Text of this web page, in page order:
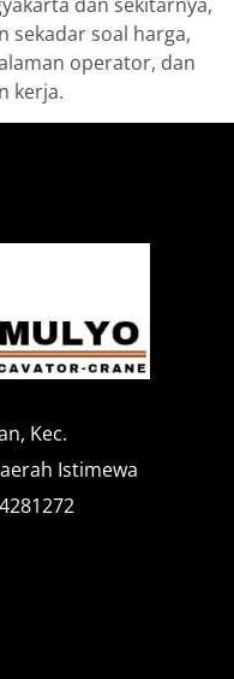
sekadar soal harga,
operator, dan
kerja.
Kec.
Istimewa